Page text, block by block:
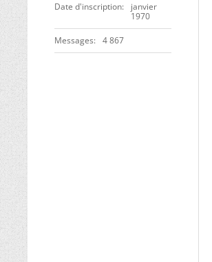
Date d'inscription
janvier
1970
Messages 4 867